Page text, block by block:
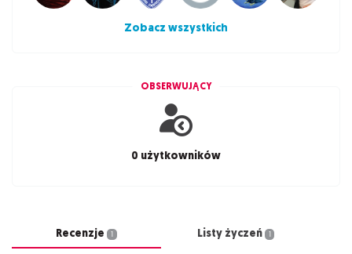
Zobacz wszystkich
OBSERWUJĄCY
0 użytkowników
Recenzje 1 Listy życzeń 1